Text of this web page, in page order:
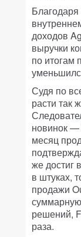
доходов
выручки
по итогам
Судя по
расти так
новинок —
месяц
же достиг
в штуках,
продажи
решений,
раза.